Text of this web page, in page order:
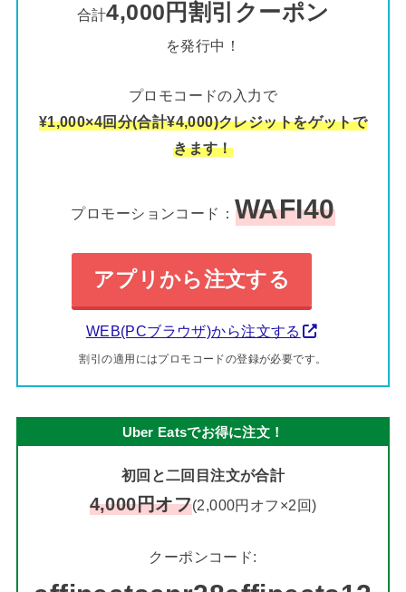
合計4,000円割引クーポン
を発行中！
プロモコードの入力で
¥1,000×4回分(合計¥4,000)クレジットをゲットで
きます！
プロモーションコード： WAFI40
アプリから注文する
WEB(PCブラウザ)から注文する
割引の適用にはプロモコードの登録が必要です。
Uber Eatsでお得に注文！
初回と二回目注文が合計
4,000円オフ(2,000円オフ×2回)
クーポンコード: